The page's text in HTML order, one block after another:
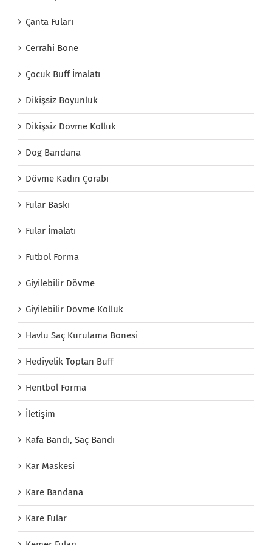
Çanta Fuları
Cerrahi Bone
Çocuk Buff İmalatı
Dikişsiz Boyunluk
Dikişsiz Dövme Kolluk
Dog Bandana
Dövme Kadın Çorabı
Fular Baskı
Fular İmalatı
Futbol Forma
Giyilebilir Dövme
Giyilebilir Dövme Kolluk
Havlu Saç Kurulama Bonesi
Hediyelik Toptan Buff
Hentbol Forma
İletişim
Kafa Bandı, Saç Bandı
Kar Maskesi
Kare Bandana
Kare Fular